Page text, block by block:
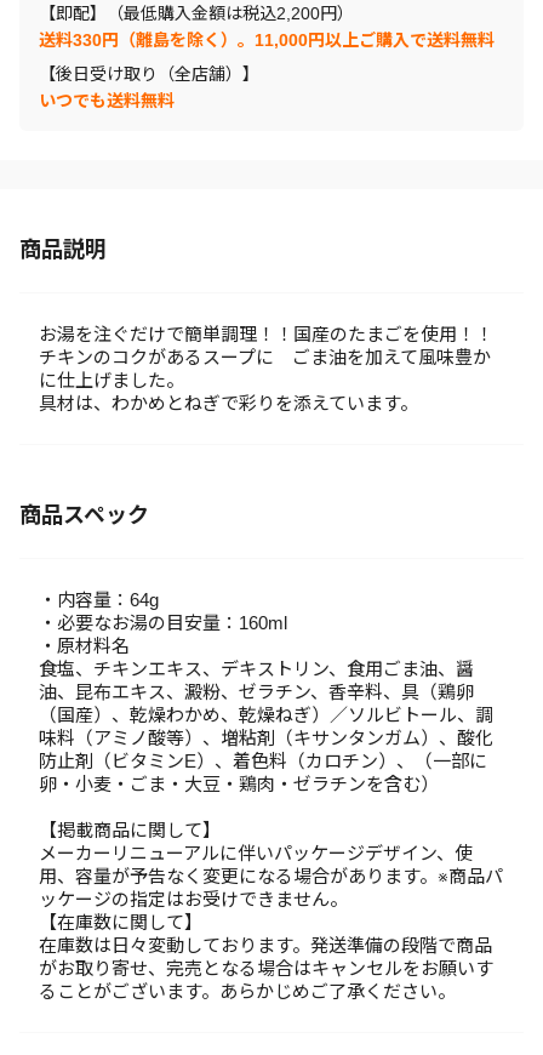
【即配】（最低購入金額は税込2,200円）
送料330円（離島を除く）。11,000円以上ご購入で送料無料
【後日受け取り（全店舗）】
いつでも送料無料
商品説明
お湯を注ぐだけで簡単調理！！国産のたまごを使用！！
チキンのコクがあるスープに ごま油を加えて風味豊か
に仕上げました。
具材は、わかめとねぎで彩りを添えています。
商品スペック
・内容量：64g
・必要なお湯の目安量：160ml
・原材料名
食塩、チキンエキス、デキストリン、食用ごま油、醤
油、昆布エキス、澱粉、ゼラチン、香辛料、具（鶏卵
（国産）、乾燥わかめ、乾燥ねぎ）／ソルビトール、調
味料（アミノ酸等）、増粘剤（キサンタンガム）、酸化
防止剤（ビタミンE）、着色料（カロチン）、（一部に
卵・小麦・ごま・大豆・鶏肉・ゼラチンを含む）
【掲載商品に関して】
メーカーリニューアルに伴いパッケージデザイン、使
用、容量が予告なく変更になる場合があります。※商品パ
ッケージの指定はお受けできません。
【在庫数に関して】
在庫数は日々変動しております。発送準備の段階で商品
がお取り寄せ、完売となる場合はキャンセルをお願いす
ることがございます。あらかじめご了承ください。